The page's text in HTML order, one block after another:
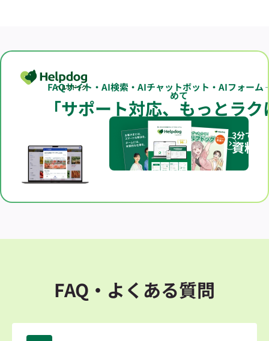
FAQサイト・AI検索・AIチャットボット・AIフォー
めて
「サポート対応、もっとラ
3分でわ
資料
FAQ・よくある質問